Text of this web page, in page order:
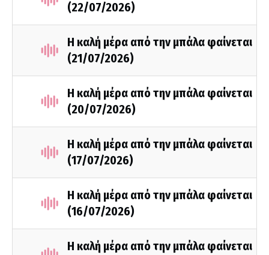
(22/07/2026)
Η καλή μέρα από την μπάλα φαίνεται
(21/07/2026)
Η καλή μέρα από την μπάλα φαίνεται
(20/07/2026)
Η καλή μέρα από την μπάλα φαίνεται
(17/07/2026)
Η καλή μέρα από την μπάλα φαίνεται
(16/07/2026)
Η καλή μέρα από την μπάλα φαίνεται